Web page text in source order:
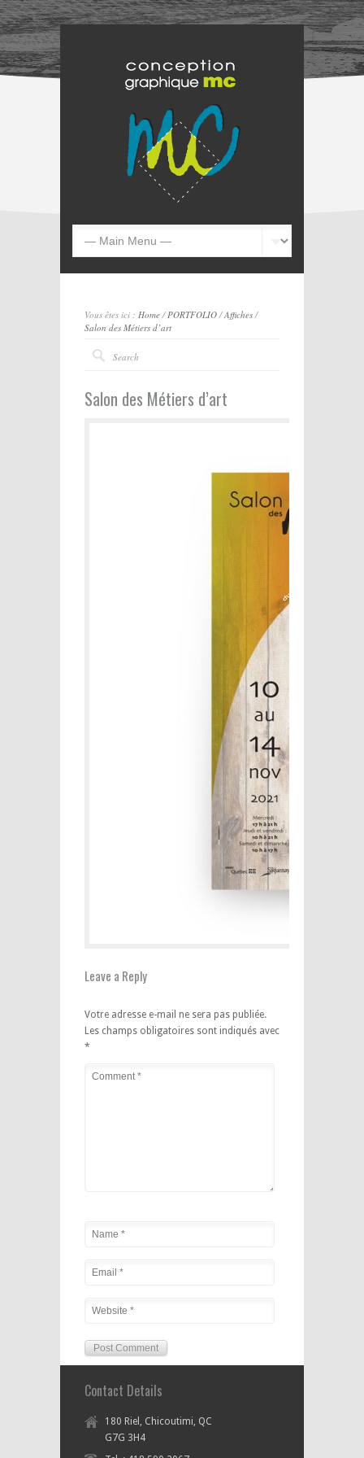
Vous êtes ici : Home/PORTFOLIO/Affiches/
Salon des Métiers d’art
Salon des Métiers d’art
Leave a Reply
Votre adresse e-mail ne sera pas publiée.
Les champs obligatoires sont indiqués avec
*
Contact Details
180 Riel, Chicoutimi, QC
G7G 3H4